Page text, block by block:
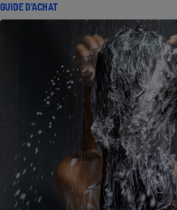
GUIDE D'ACHAT